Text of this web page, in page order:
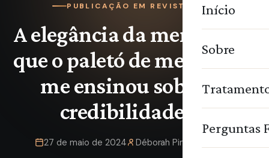
Início
Sobre
Perguntas
PUBLICAÇÃO EM REVISTA
A elegância da mente: o
que o paletó de meu pai
me ensinou sobre
credibilidade
27 de maio de 2024 Déborah Pimentel